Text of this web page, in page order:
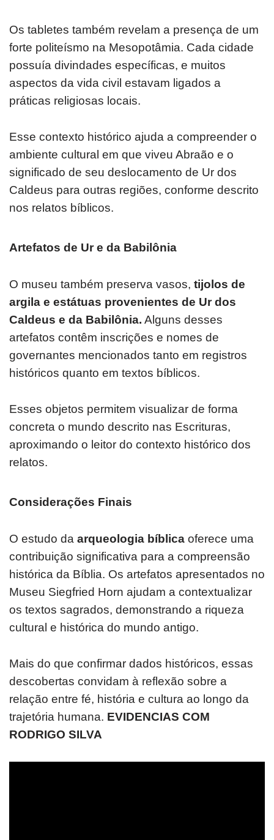
Os tabletes também revelam a presença de um
forte politeísmo na Mesopotâmia. Cada cidade
possuía divindades específicas, e muitos
aspectos da vida civil estavam ligados a
práticas religiosas locais.
Esse contexto histórico ajuda a compreender o
ambiente cultural em que viveu Abraão e o
significado de seu deslocamento de Ur dos
Caldeus para outras regiões, conforme descrito
nos relatos bíblicos.
Artefatos de Ur e da Babilônia
O museu também preserva vasos, tijolos de
argila e estátuas provenientes de Ur dos
Caldeus e da Babilônia. Alguns desses
artefatos contêm inscrições e nomes de
governantes mencionados tanto em registros
históricos quanto em textos bíblicos.
Esses objetos permitem visualizar de forma
concreta o mundo descrito nas Escrituras,
aproximando o leitor do contexto histórico dos
relatos.
Considerações Finais
O estudo da arqueologia bíblica oferece uma
contribuição significativa para a compreensão
histórica da Bíblia. Os artefatos apresentados no
Museu Siegfried Horn ajudam a contextualizar
os textos sagrados, demonstrando a riqueza
cultural e histórica do mundo antigo.
Mais do que confirmar dados históricos, essas
descobertas convidam à reflexão sobre a
relação entre fé, história e cultura ao longo da
trajetória humana. EVIDENCIAS COM
RODRIGO SILVA